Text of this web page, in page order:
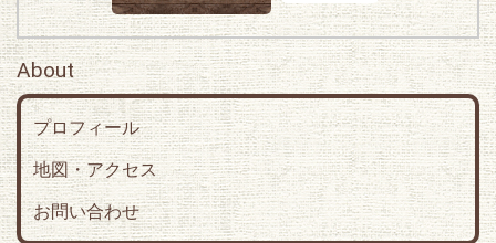
About
プロフィール
地図・アクセス
お問い合わせ